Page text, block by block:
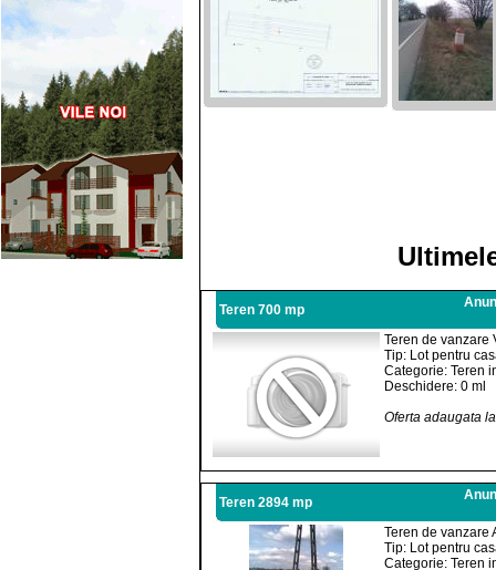
Teren 700 mp
Teren de vanzare
Tip: Lot pentru
Categorie: Teren
Deschidere: 0 ml
Oferta adaugata
Teren 2894 mp
Teren de vanzare
Tip: Lot pentru
Categorie: Teren